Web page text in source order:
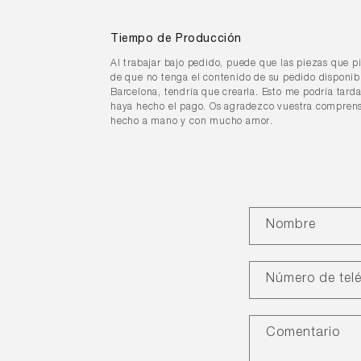
Tiempo de Producción
Al trabajar bajo pedido, puede que las piezas que
de que no tenga el contenido de su pedido
Barcelona, tendría que crearla. Esto me podría
haya hecho el pago. Os agradezco vuestra
hecho a mano y con mucho amor.
r
u
l
Nombre
Número de
Comentario